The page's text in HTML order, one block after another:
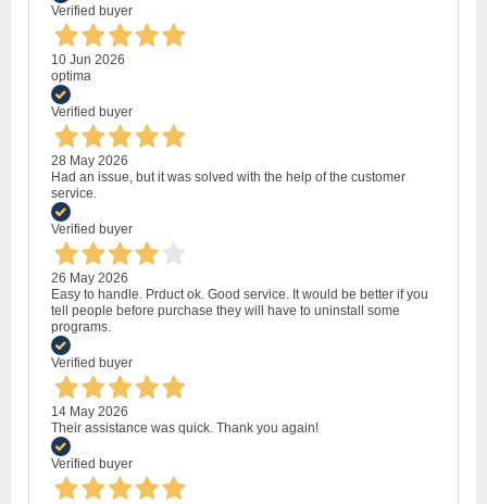
Verified buyer
10 Jun 2026
optima
Verified buyer
28 May 2026
Had an issue, but it was solved with the help of the customer
service.
Verified buyer
26 May 2026
Easy to handle. Prduct ok. Good service. It would be better if you
tell people before purchase they will have to uninstall some
programs.
Verified buyer
14 May 2026
Their assistance was quick. Thank you again!
Verified buyer